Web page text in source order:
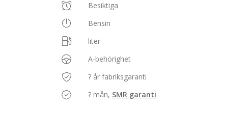
Besiktiga
Bensin
liter
A-behörighet
? år fabriksgaranti
? mån, SMR garanti